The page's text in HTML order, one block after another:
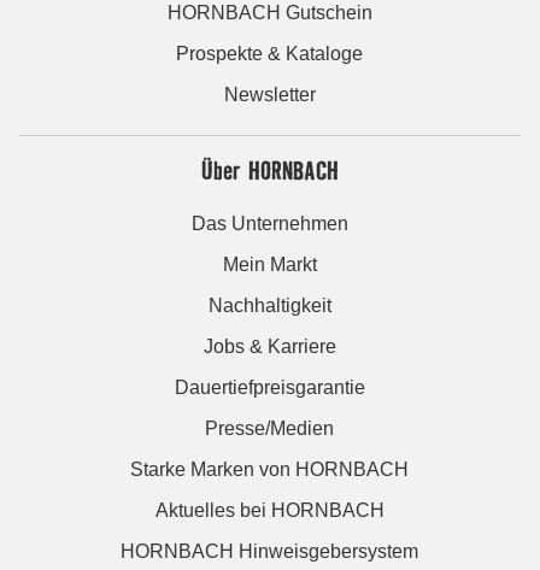
HORNBACH Gutschein
Prospekte & Kataloge
Newsletter
Über HORNBACH
Das Unternehmen
Mein Markt
Nachhaltigkeit
Jobs & Karriere
Dauertiefpreisgarantie
Presse/Medien
Starke Marken von HORNBACH
Aktuelles bei HORNBACH
HORNBACH Hinweisgebersystem